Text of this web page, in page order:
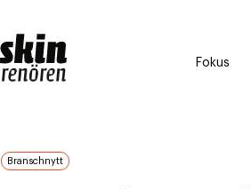
Fokus
Branschnytt